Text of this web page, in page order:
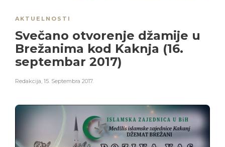
AKTUELNOSTI
Svečano otvorenje džamije u
Brežanima kod Kaknja (16.
septembar 2017)
Redakcija, 15. Septembra 2017.